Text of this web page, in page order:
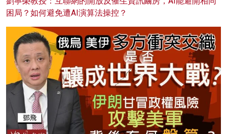
困局？如何避免遭AI演算法操控？